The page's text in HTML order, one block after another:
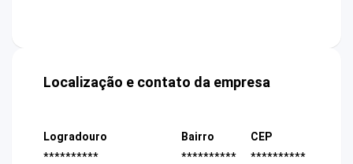
Localização e contato da empresa
Logradouro
**********
Bairro
**********
CEP
**********